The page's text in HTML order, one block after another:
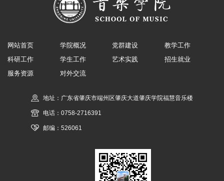
网站首页 学院概况 党群建设
教学工作
科研工作
学生工作 艺术实践
招生就业
服务资源
对外交流
地址：广东省肇庆市端州区肇庆大道肇庆学院福慧音乐楼
电话：0758-2716391
邮编：526061